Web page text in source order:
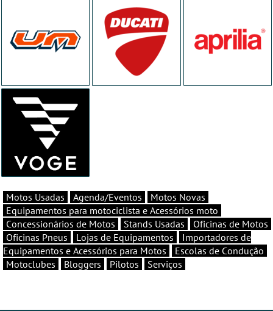
Motos Usadas Agenda/Eventos
Motos Novas
Equipamentos para motociclista e Acessórios moto
Concessionários de Motos
Stands Usadas
Oficinas de Motos
Oficinas Pneus
Lojas de Equipamentos
Importadores de
Equipamentos e Acessórios para Motos
Escolas de Condução
Motoclubes
Bloggers Pilotos Serviços